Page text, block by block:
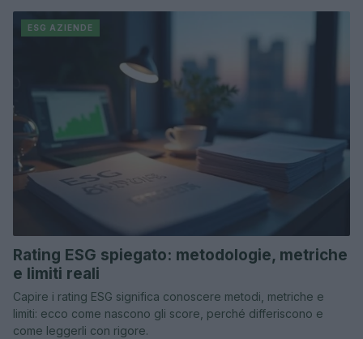
ESG AZIENDE
Rating ESG spiegato: metodologie, metriche
e limiti reali
Capire i rating ESG significa conoscere metodi, metriche e
limiti: ecco come nascono gli score, perché differiscono e
come leggerli con rigore.